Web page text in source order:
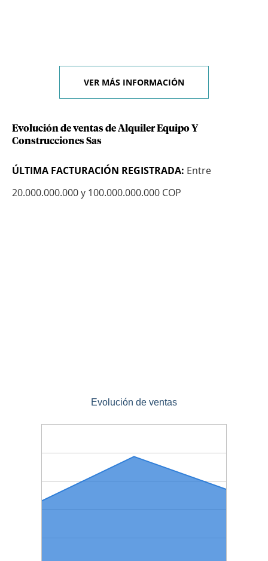
VER MÁS INFORMACIÓN
Evolución de ventas de Alquiler Equipo Y
Construcciones Sas
ÚLTIMA FACTURACIÓN REGISTRADA: Entre
20.000.000.000 y 100.000.000.000 COP
Evolución de ventas